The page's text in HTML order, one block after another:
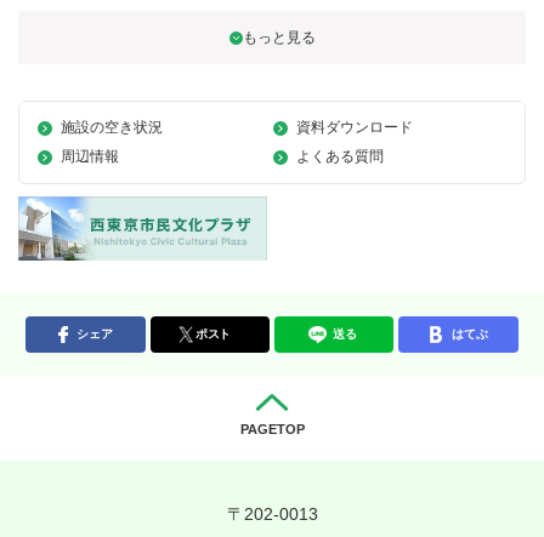
施設の空き状況
資料ダウンロード
周辺情報
よくある質問
シェア ポスト 送る はてぶ
PAGETOP
〒202-0013